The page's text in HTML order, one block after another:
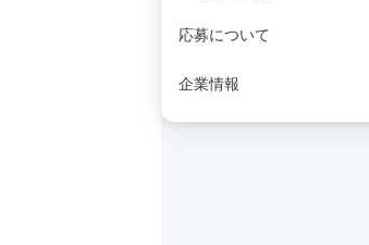
応募について
企業情報